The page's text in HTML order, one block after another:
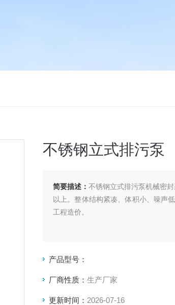
不锈钢立式排污泵
简要描述： 不锈钢立式排污泵机械密
以上。整体结构紧凑、体积小、噪声
工程造价。
产品型号：
厂商性质： 生产厂家
更新时间： 2026-07-16